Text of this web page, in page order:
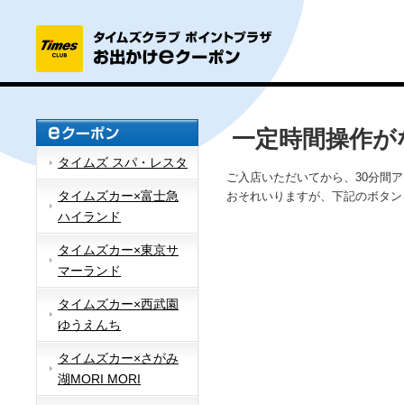
タイムズ スパ・レスタ
タイムズカー×富士急
ハイランド
タイムズカー×東京サ
マーランド
タイムズカー×西武園
ゆうえんち
タイムズカー×さがみ
湖MORI MORI
一定時間操作
ご入店いただいてから、30分間
おそれいりますが、下記のボタ